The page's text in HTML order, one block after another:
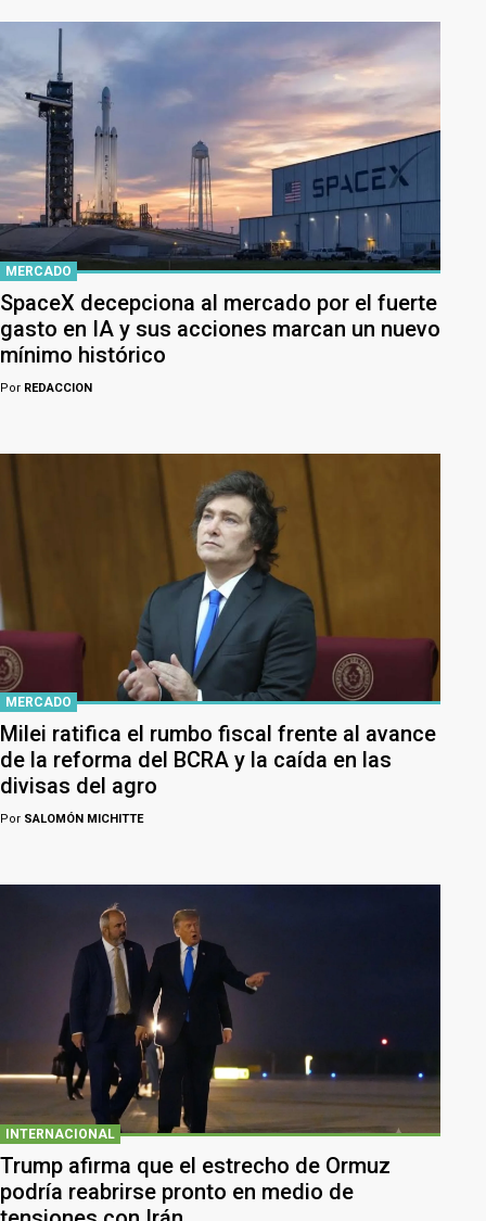
MERCADO
SpaceX decepciona al mercado por el fuerte
gasto en IA y sus acciones marcan un nuevo
mínimo histórico
Por REDACCION
MERCADO
Milei ratifica el rumbo fiscal frente al avance
de la reforma del BCRA y la caída en las
divisas del agro
Por SALOMÓN MICHITTE
INTERNACIONAL
Trump afirma que el estrecho de Ormuz
podría reabrirse pronto en medio de